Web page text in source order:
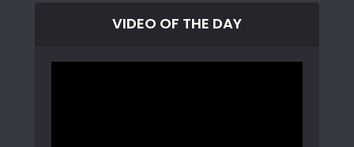
VIDEO OF THE DAY